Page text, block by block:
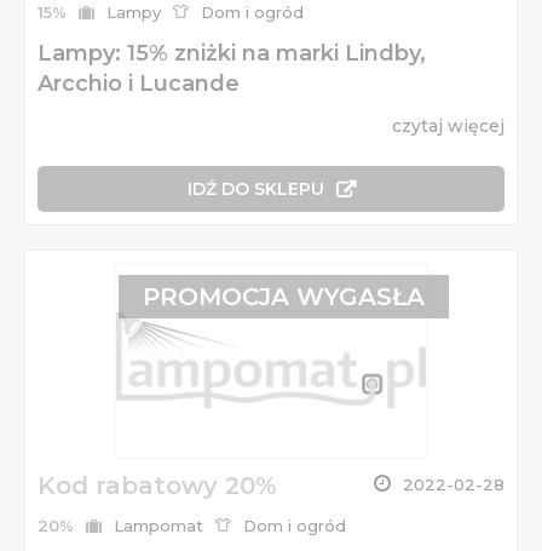
15% Lampy Dom i ogród
Lampy: 15% zniżki na marki Lindby,
Arcchio i Lucande
czytaj więcej
IDŹ DO SKLEPU
Kod rabatowy 20% 2022-02-28
20% Lampomat Dom i ogród
PROMOCJA WYGASŁA